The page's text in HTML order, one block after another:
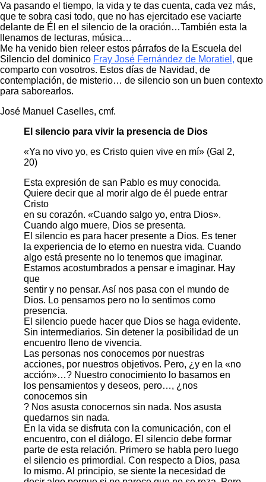
Va pasando el tiempo, la vida y te das cuenta, cada vez más,
que te sobra casi todo, que no has ejercitado ese vaciarte
delante de Él en el silencio de la oración…También esta la
llenamos de lecturas, música…
Me ha venido bien releer estos párrafos de la Escuela del
Silencio del dominico Fray José Fernández de Moratiel , que
comparto con vosotros. Estos días de Navidad, de
contemplación, de misterio… de silencio son un buen contexto
para saborearlos.
José Manuel Caselles, cmf.
El silencio para vivir la presencia de Dios
«Ya no vivo yo, es Cristo quien vive en mí» (Gal 2,
20)
Esta expresión de san Pablo es muy conocida.
Quiere decir que al morir algo de él puede entrar
Cristo
en su corazón. «Cuando salgo yo, entra Dios».
Cuando algo muere, Dios se presenta.
El silencio es para hacer presente a Dios. Es tener
la experiencia de lo eterno en nuestra vida. Cuando
algo está presente no lo tenemos que imaginar.
Estamos acostumbrados a pensar e imaginar. Hay
que
sentir y no pensar. Así nos pasa con el mundo de
Dios. Lo pensamos pero no lo sentimos como
presencia.
El silencio puede hacer que Dios se haga evidente.
Sin intermediarios. Sin detener la posibilidad de un
encuentro lleno de vivencia.
Las personas nos conocemos por nuestras
acciones, por nuestros objetivos. Pero, ¿y en la «no
acción»…? Nuestro conocimiento lo basamos en
los pensamientos y deseos, pero…, ¿nos
conocemos sin
? Nos asusta conocernos sin nada. Nos asusta
quedarnos sin nada.
En la vida se disfruta con la comunicación, con el
encuentro, con el diálogo. El silencio debe formar
parte de esta relación. Primero se habla pero luego
el silencio es primordial. Con respecto a Dios, pasa
lo mismo. Al principio, se siente la necesidad de